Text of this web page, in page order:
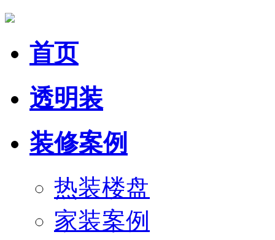
首页
透明装
装修案例
热装楼盘
家装案例